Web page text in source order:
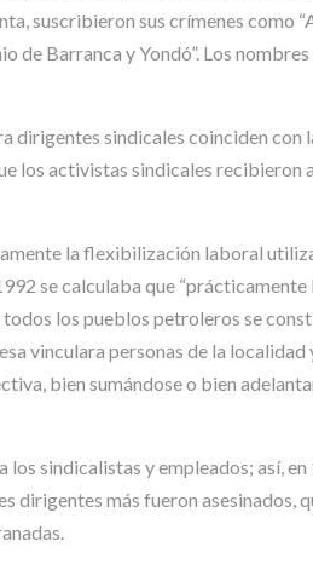
suscribieron sus crímenes como
de Barranca y Yondó”. Los
dirigentes sindicales coinciden con
los activistas sindicales recibieron
la flexibilización laboral
se calculaba que “prácticamente
los pueblos petroleros se
vinculara personas de la localidad
bien sumándose o bien
sindicalistas y empleados; así,
dirigentes más fueron asesinados,